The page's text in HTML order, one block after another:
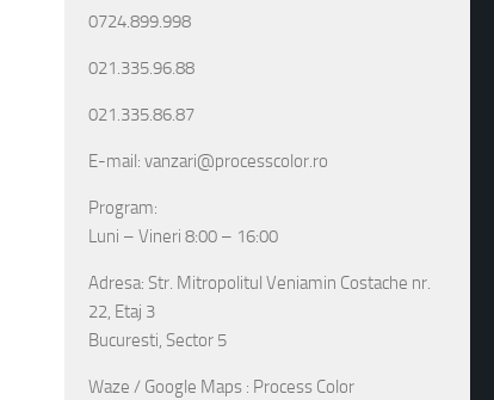
0724.899.998
021.335.96.88
021.335.86.87
E-mail: vanzari@processcolor.ro
Program:
Luni – Vineri 8:00 – 16:00
Adresa: Str. Mitropolitul Veniamin Costache nr.
22, Etaj 3
Bucuresti, Sector 5
Waze / Google Maps : Process Color